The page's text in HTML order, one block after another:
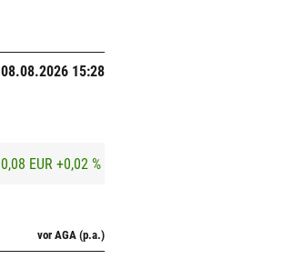
08.08.2026 15:28
0,08 EUR +0,02 %
vor AGA (p.a.)